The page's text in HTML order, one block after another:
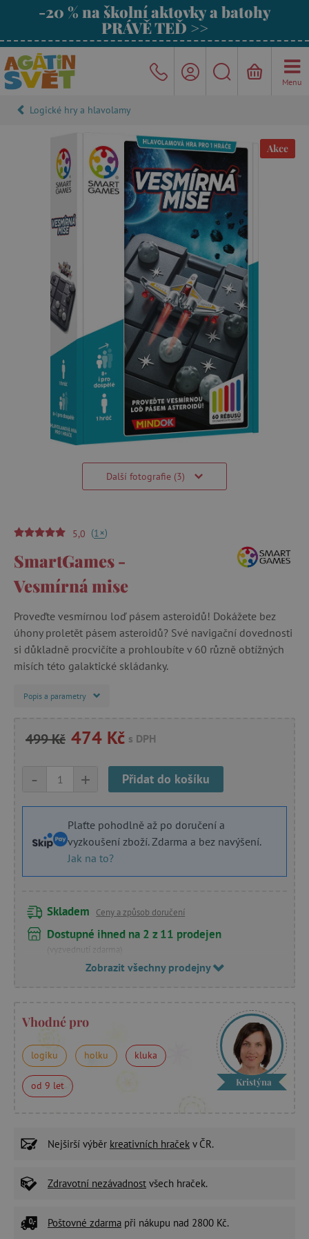
-20 % na školní aktovky a batohy
PRÁVĚ TEĎ >>
Menu
Logické hry a hlavolamy
Akce
Další fotografie (3)
5,0 (1+)
SmartGames -
Vesmírná mise
Proveďte vesmírnou loď pásem asteroidů! Dokážete bez
úhony proletět pásem asteroidů? Své navigační dovednosti
si důkladně procvičíte a prohloubíte v 60 různě obtížných
misích této galaktické skládanky.
Popis a parametry
499 Kč 474 Kč s DPH
+
- Přidat do košíku
Plaťte pohodlně až po doručení a
vyzkoušení zboží. Zdarma a bez navýšení.
Jak na to?
Skladem Ceny a způsob doručení
Dostupné ihned na 2 z 11 prodejen
(vyzvednutí zdarma)
Zobrazit všechny prodejny
Vhodné pro
logiku holku kluka
od 9 let Kristýna
Nejširší výběr kreativních hraček v ČR.
Zdravotní nezávadnost všech hraček.
Poštovné zdarma při nákupu nad 2800 Kč.